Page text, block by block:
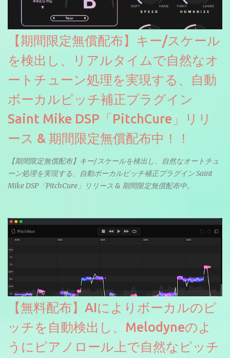
【期間限定無償配布】キー/スケール
を検出し、リアルタイムで自然なオ
ートチューン処理を実現する、自動
ボーカルピッチ補正プラグイン
Saint Mike DSP「PitchCure」リリ
ース & 期間限定無償配布中！！
【期間限定無償配布】キー/スケールを検出し、自然なオートチュ
ーン処理を実現する、自動ボーカルピッチ補正プラグイン Saint
Mike DSP「PitchCure」リリース & 期間限定無償配布中。
【無料配布】AIによりボーカルのピ
ッチを自動検出し、Melodyneのよ
うにピアノロール上で自然なピッチ